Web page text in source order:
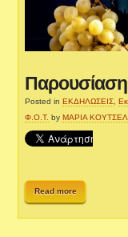
Παρουσίαση
Posted inΕΚΔΗΛΩΣΕΙΣ ,
Φ.Ο.Τ. byΜΑΡΙΑ
Read more